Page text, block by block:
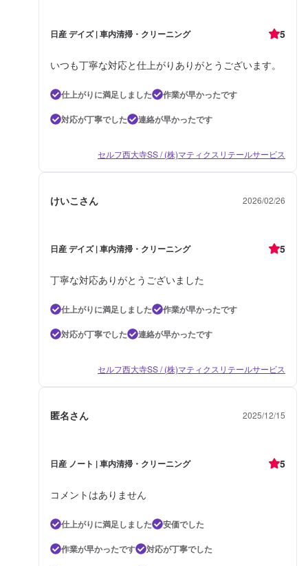
日産 デイズ | 車内清掃・クリーニング 5
いつも丁寧な対応と仕上がりありがとうございます。
仕上がりに満足しました
作業が早かったです
対応が丁寧でした
連絡が早かったです
セルフ西大寺SS / (株)マティクスリテールサービス
けいこさん 2026/02/26
日産 デイズ | 車内清掃・クリーニング 5
丁寧な対応ありがとうございました
仕上がりに満足しました
作業が早かったです
対応が丁寧でした
連絡が早かったです
セルフ西大寺SS / (株)マティクスリテールサービス
匿名さん 2025/12/15
日産 ノート | 車内清掃・クリーニング 5
コメントはありません
仕上がりに満足しました
安価でした
作業が早かったです
対応が丁寧でした